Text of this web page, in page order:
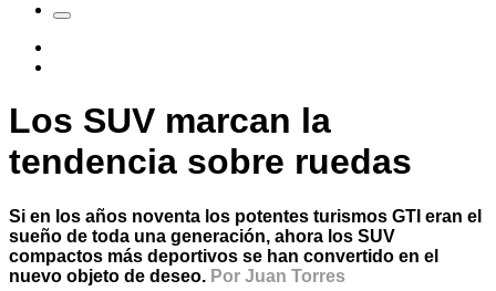
Los SUV marcan la
tendencia sobre ruedas
Si en los años noventa los potentes turismos GTI eran el
sueño de toda una generación, ahora los SUV
compactos más deportivos se han convertido en el
nuevo objeto de deseo. Por Juan Torres